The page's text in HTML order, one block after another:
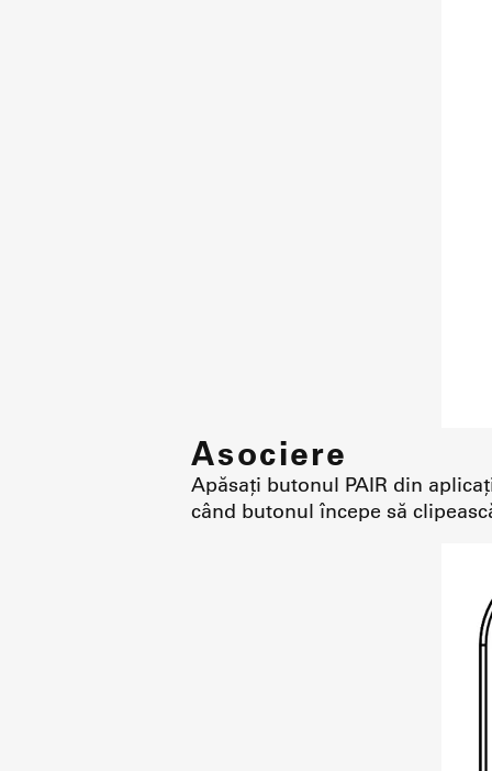
Asociere
Apăsați butonul PAIR din
când butonul începe să